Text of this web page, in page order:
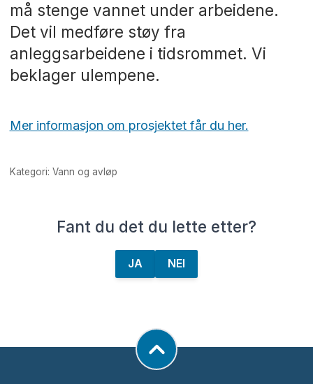
må stenge vannet under arbeidene.
Det vil medføre støy fra
anleggsarbeidene i tidsrommet. Vi
beklager ulempene.
Mer informasjon om prosjektet får du her.
Kategori: Vann og avløp
Fant du det du lette etter?
JA NEI